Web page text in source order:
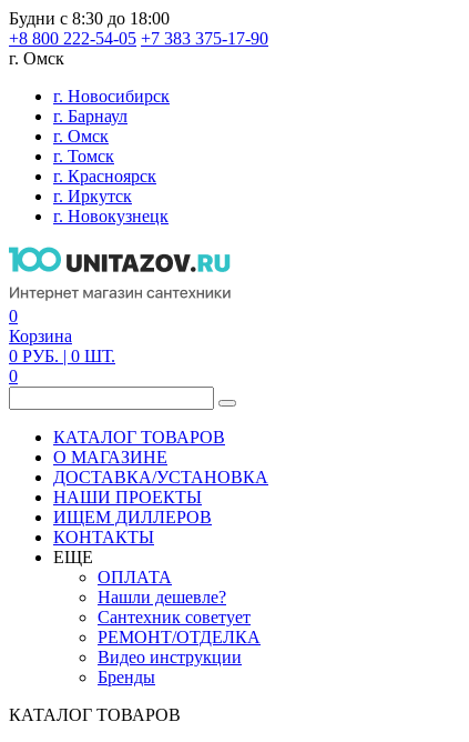
Будни с 8:30 до 18:00
+8 800 222-54-05 +7 383 375-17-90
г. Омск
г. Новосибирск
г. Барнаул
г. Омск
г. Томск
г. Красноярск
г. Иркутск
г. Новокузнецк
0
Корзина
0 РУБ. | 0 ШТ.
0
КАТАЛОГ ТОВАРОВ
О МАГАЗИНЕ
ДОСТАВКА/УСТАНОВКА
НАШИ ПРОЕКТЫ
ИЩЕМ ДИЛЛЕРОВ
КОНТАКТЫ
ЕЩЕ
ОПЛАТА
Нашли дешевле?
Сантехник советует
РЕМОНТ/ОТДЕЛКА
Видео инструкции
Бренды
КАТАЛОГ ТОВАРОВ